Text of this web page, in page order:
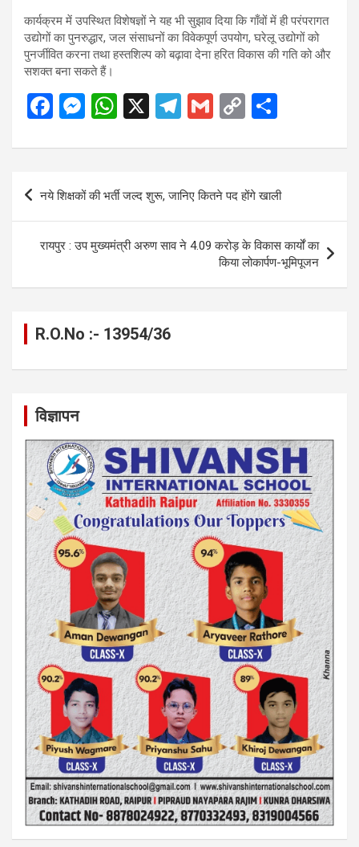
कार्यक्रम में उपस्थित विशेषज्ञों ने यह भी सुझाव दिया कि गाँवों में ही परंपरागत
उद्योगों का पुनरुद्धार, जल संसाधनों का विवेकपूर्ण उपयोग, घरेलू उद्योगों को
पुनर्जीवित करना तथा हस्तशिल्प को बढ़ावा देना हरित विकास की गति को और
सशक्त बना सकते हैं।
F
ce
b
o
o
k
M
se
n
g
er
W
at
s
A
p
p
X
T
e
gr
a
m
G
ail
C
py
Li
n
k
ar
e
Post
नये शिक्षकों की भर्ती जल्द शुरू, जानिए कितने पद होंगे खाली
रायपुर : उप मुख्यमंत्री अरुण साव ने 4.09 करोड़ के विकास कार्यों का
किया लोकार्पण-भूमिपूजन
R.O.No :- 13954/36
विज्ञापन